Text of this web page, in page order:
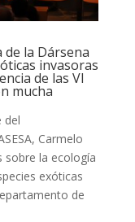
la Dársena
invasoras
de las VI
mucha
del
Carmelo
la ecología
exóticas
de